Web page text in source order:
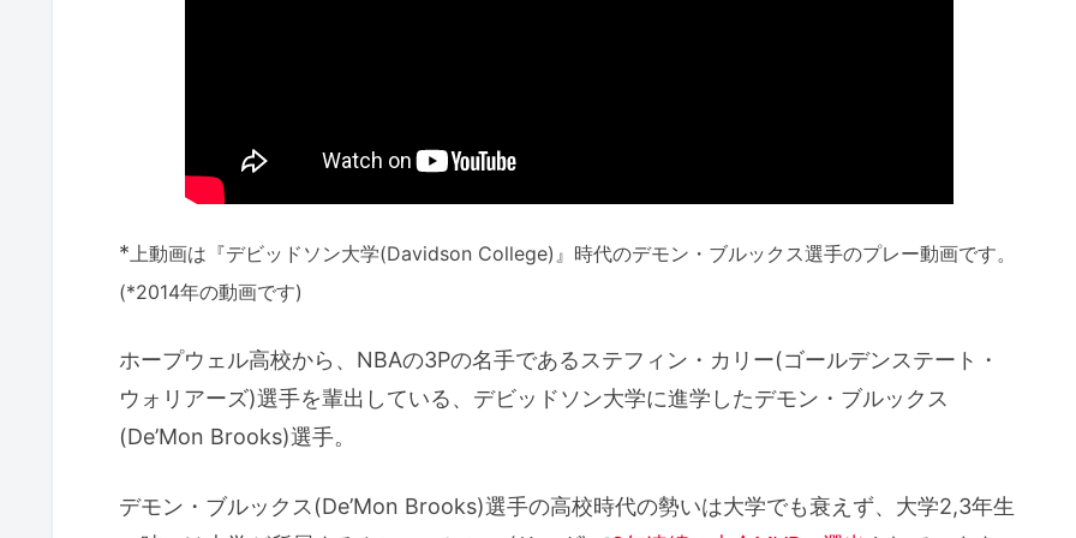
*上動画は『デビッドソン大学(Davidson College)』時代のデモン・ブルックス選手のプレー動画です。
(*2014年の動画です)
ホープウェル高校から、NBAの3Pの名手であるステフィン・カリー(ゴールデンステート・
ウォリアーズ)選手を輩出している、デビッドソン大学に進学したデモン・ブルックス
(De’Mon Brooks)選手。
デモン・ブルックス(De’Mon Brooks)選手の高校時代の勢いは大学でも衰えず、大学2,3年生